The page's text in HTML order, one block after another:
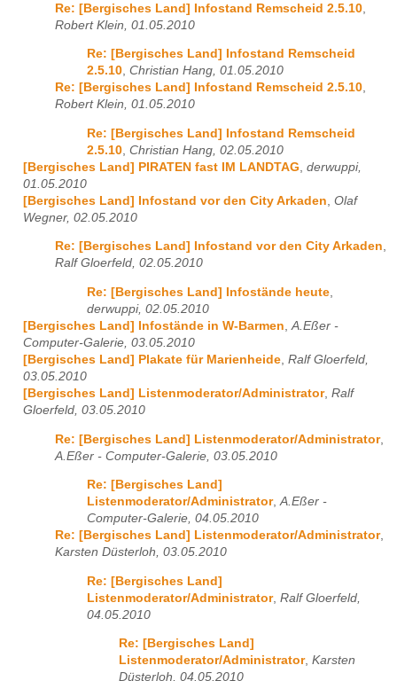
Re: [Bergisches Land] Infostand Remscheid 2.5.10
Robert Klein, 01.05.2010
Re: [Bergisches Land] Infostand Remscheid
2.5.10, Christian Hang, 01.05.2010
Re: [Bergisches Land] Infostand Remscheid 2.5.10,
Robert Klein, 01.05.2010
Re: [Bergisches Land] Infostand Remscheid
2.5.10 Christian Hang, 02.05.2010
[Bergisches Land] PIRATEN fast IM LANDTAG derwuppi,
01.05.2010
[Bergisches Land] Infostand vor den City Arkaden Olaf
Wegner, 02.05.2010
Re: [Bergisches Land] Infostand vor den City Arkaden,
Ralf Gloerfeld, 02.05.2010
Re: [Bergisches Land] Infostände heute
derwuppi, 02.05.2010
[Bergisches Land] Infostände in W-Barmen A.Eßer -
Computer-Galerie, 03.05.2010
[Bergisches Land] Plakate für Marienheide Ralf Gloerfeld,
03.05.2010
[Bergisches Land] Listenmoderator/Administrator, Ralf
Gloerfeld, 03.05.2010
Re: [Bergisches Land] Listenmoderator/Administrator,
A.Eßer - Computer-Galerie, 03.05.2010
Re: [Bergisches Land]
Listenmoderator/Administrator,A.Eßer -
Computer-Galerie, 04.05.2010
Re: [Bergisches Land] Listenmoderator/Administrator,
Karsten Düsterloh, 03.05.2010
Re: [Bergisches Land]
Listenmoderator/Administrator, Ralf Gloerfeld,
04.05.2010
Re: [Bergisches Land]
Listenmoderator/Administrator, Karsten
Düsterloh, 04.05.2010